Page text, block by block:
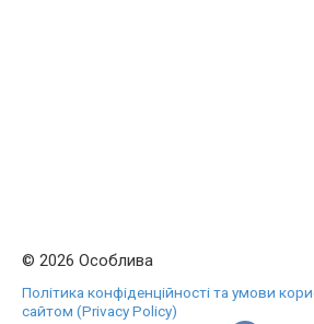
© 2026 Особлива
Політика конфіденційності та умови
сайтом (Privacy Policy)